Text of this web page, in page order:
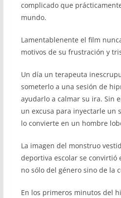
complicado que
mundo.
Lamentablenente el film
motivos de su frustración y
Un día un terapeuta
someterlo a una sesión de
ayudarlo a calmar su ira. Sin
un excusa para inyectarle un
lo convierte en un hombre
La imagen del monstruo
deportiva escolar se convirtió
no sólo del género sino de la
En los primeros minutos del